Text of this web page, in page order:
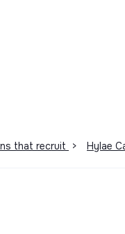
that recruit > Hylae